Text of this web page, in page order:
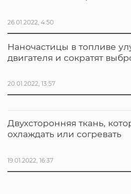
26.01.2022, 4:50
Наночастицы в топливе
двигателя и сократят
20.01.2022, 13:57
Двухсторонняя ткань,
охлаждать или согревать
19.01.2022, 16:37